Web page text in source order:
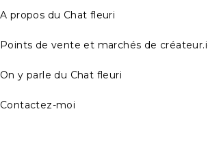
A propos du Chat fleuri
Points de vente et marchés de
On y parle du Chat fleuri
Contactez-moi